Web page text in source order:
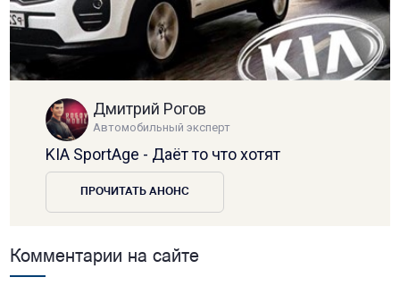
Дмитрий Рогов
Автомобильный эксперт
KIA SportAge - Даёт то что хотят
ПРОЧИТАТЬ АНОНС
Комментарии на сайте